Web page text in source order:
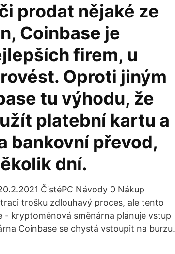
prodat nějaké ze
Coinbase je
firem, u
Oproti jiným
tu výhodu, že
platební kartu a
bankovní převod,
dní.
ČistéPC Návody 0 Nákup
trošku zdlouhavý proces, ale tento
- kryptoměnová směnárna plánuje vstup
Coinbase se chystá vstoupit na burzu.